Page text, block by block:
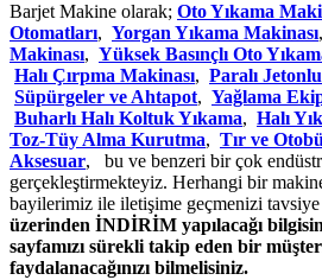
Barjet Makine olarak; Oto Yıkama
Otomatları, Yorgan Yıkama Makinası,
Makinası, Yüksek Basınçlı Oto
Halı Çırpma Makinası, Paralı
Süpürgeler ve Ahtapot, Yağlama
Buharlı Halı Koltuk Yıkama, Halı
Toz-Tüy Alma Kurutma, Tır ve
Aksesuar, bu ve benzeri bir çok
gerçekleştirmekteyiz. Herhangi bir
bayilerimiz ile iletişime geçmenizi tavsiye
üzerinden İNDİRİM yapılacağı
sayfamızı sürekli takip eden bir
faydalanacağınızı bilmelisiniz.